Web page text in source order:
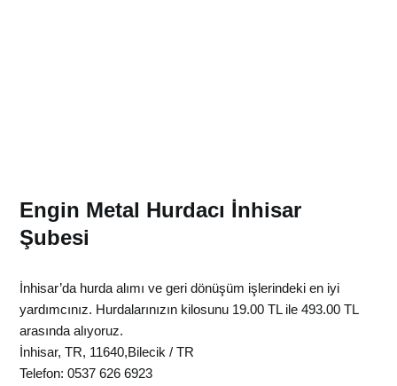
Engin Metal Hurdacı İnhisar
Şubesi
İnhisar’da hurda alımı ve geri dönüşüm işlerindeki en iyi
yardımcınız. Hurdalarınızın kilosunu 19.00 TL ile 493.00 TL
arasında alıyoruz.
İnhisar,TR, 11640,Bilecik /TR
Telefon:0537 626 6923